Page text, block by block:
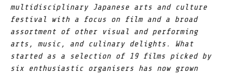
multidisciplinary Japanese arts and culture
festival with a focus on film and a broad
assortment of other visual and performing
arts, music, and culinary delights. What
started as a selection of 19 films picked by
six enthusiastic organisers has now grown